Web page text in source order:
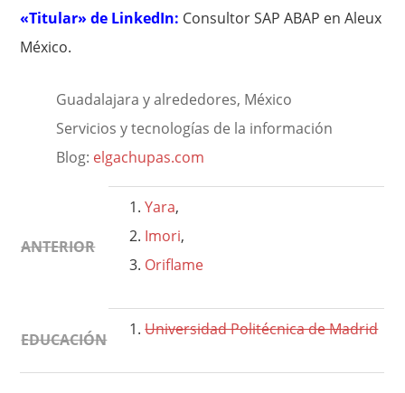
«Titular» de LinkedIn: Consultor SAP ABAP en Aleux
México.
Guadalajara y alrededores, México
Servicios y tecnologías de la información
Blog: elgachupas.com
ANTERIOR
Yara,
Imori,
Oriflame
EDUCACIÓN
Universidad Politécnica de Madrid